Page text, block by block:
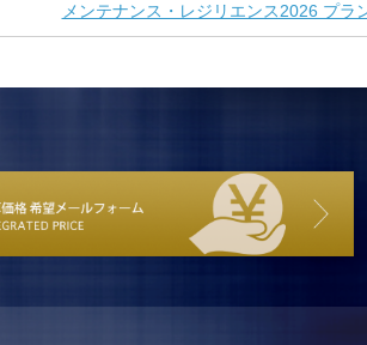
メンテナンス・レジリエンス2026 プラ